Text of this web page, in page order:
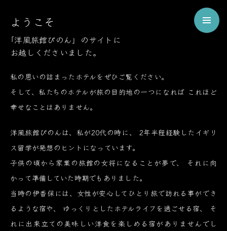
Pinon
ようこそ
「洋風旅館ぴのん」のサイトに
お越しくださいました。
私の思いの詰まったホテルをぜひご覧ください。
そして、私たちのホテルが旅の目的地の一つになれば これほど
幸せなことはありません。
洋風旅館ぴのんは、私が20代の時に、
2年半程経験したイギリ
ス留学が発想のヒントになっています。
子供の頃から家業の旅館の女将になることが夢で、
それに向
かって準備していた時期でもありました。
当時の伊香保には、女性が安心してひとり旅で訪れる事ができ
るような宿や、
ゆっくりとしたホテルライフを過ごせる宿、
そ
れに出来立ての美味しい洋食を楽しめる宿がありませんでし